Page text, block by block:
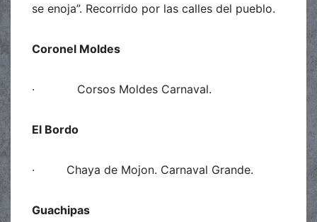
se enoja”. Recorrido por las calles del pueblo.
Coronel Moldes
· Corsos Moldes Carnaval.
El Bordo
· Chaya de Mojon. Carnaval Grande.
Guachipas